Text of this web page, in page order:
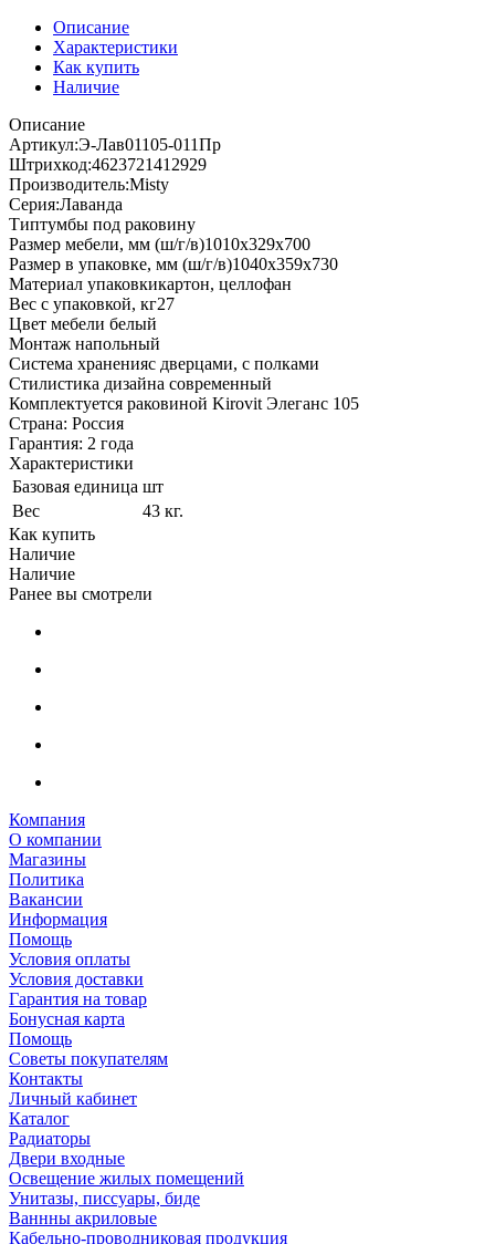
Описание
Характеристики
Как купить
Наличие
Описание
Артикул:Э-Лав01105-011Пр
Штрихкод:4623721412929
Производитель:Misty
Серия:Лаванда
Типтумбы под раковину
Размер мебели, мм (ш/г/в)1010x329x700
Размер в упаковке, мм (ш/г/в)1040x359x730
Материал упаковкикартон, целлофан
Вес с упаковкой, кг27
Цвет мебели белый
Монтаж напольный
Система храненияс дверцами, с полками
Стилистика дизайна современный
Комплектуется раковиной Kirovit Элеганс 105
Страна: Россия
Гарантия: 2 года
Характеристики
Базовая единица шт
Вес
43 кг.
Как купить
Наличие
Наличие
Ранее вы смотрели
Компания
О компании
Магазины
Политика
Вакансии
Информация
Помощь
Условия оплаты
Условия доставки
Гарантия на товар
Бонусная карта
Помощь
Советы покупателям
Контакты
Личный кабинет
Каталог
Радиаторы
Двери входные
Освещение жилых помещений
Унитазы, писсуары, биде
Ваннны акриловые
Кабельно-проводниковая продукция